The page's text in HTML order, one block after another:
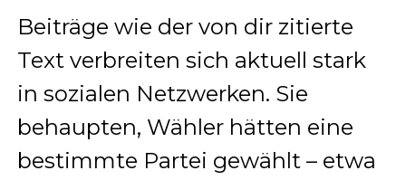
Beiträge wie der von dir zitierte
Text verbreiten sich aktuell stark
in sozialen Netzwerken. Sie
behaupten, Wähler hätten eine
bestimmte Partei gewählt – etwa